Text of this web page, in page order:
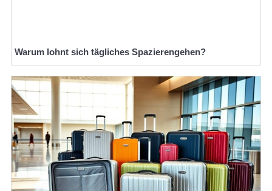
Warum lohnt sich tägliches Spazierengehen?